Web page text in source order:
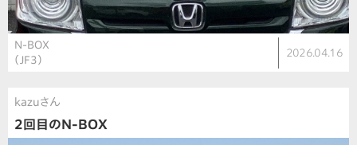
N-BOX
（JF3）
2026.04.16
kazuさん
2回目のN-BOX